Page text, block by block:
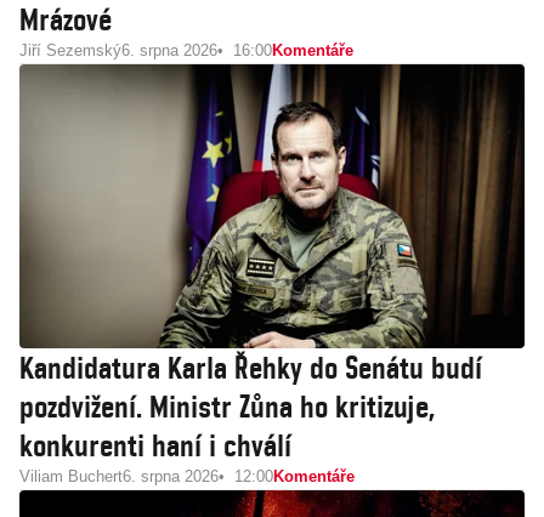
Mrázové
Jiří Sezemský6. srpna 2026 16:00Komentáře
Kandidatura Karla Řehky do Senátu budí
pozdvižení. Ministr Zůna ho kritizuje,
konkurenti haní i chválí
Viliam Buchert6. srpna 2026 12:00Komentáře